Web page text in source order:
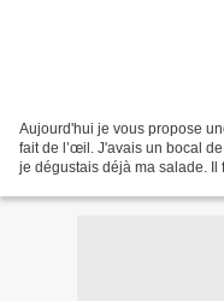
Aujourd'hui je vous propose
fait de l’œil. J'avais un bocal
je dégustais déjà ma salade. Il